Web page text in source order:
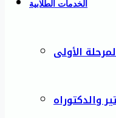
الخدمات الطلابية
الأولى
والدكتوراه